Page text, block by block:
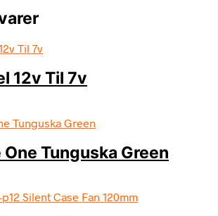
12v Til 7v
Tunguska Green